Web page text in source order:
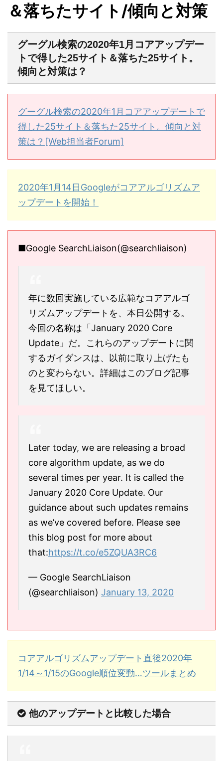
＆落ちたサイト/傾向と対策
グーグル検索の2020年1月コアアップデー
トで得した25サイト＆落ちた25サイト。
傾向と対策は？
グーグル検索の2020年1月コアアップデートで
得した25サイト＆落ちた25サイト。傾向と対
策は？[Web担当者Forum]
2020年1月14日Googleがコアアルゴリズムア
ップデートを開始！
■Google SearchLiaison(@searchliaison)
年に数回実施している広範なコアアルゴ
リズムアップデートを、本日公開する。
今回の名称は「January 2020 Core
Update」だ。これらのアップデートに関
するガイダンスは、以前に取り上げたも
のと変わらない。詳細はこのブログ記事
を見てほしい。
Later today, we are releasing a broad
core algorithm update, as we do
several times per year. It is called the
January 2020 Core Update. Our
guidance about such updates remains
as we’ve covered before. Please see
this blog post for more about
that:https://t.co/e5ZQUA3RC6
— Google SearchLiaison
(@searchliaison) January 13, 2020
コアアルゴリズムアップデート直後2020年
1/14～1/15のGoogle順位変動…ツールまとめ
他のアップデートと比較した場合